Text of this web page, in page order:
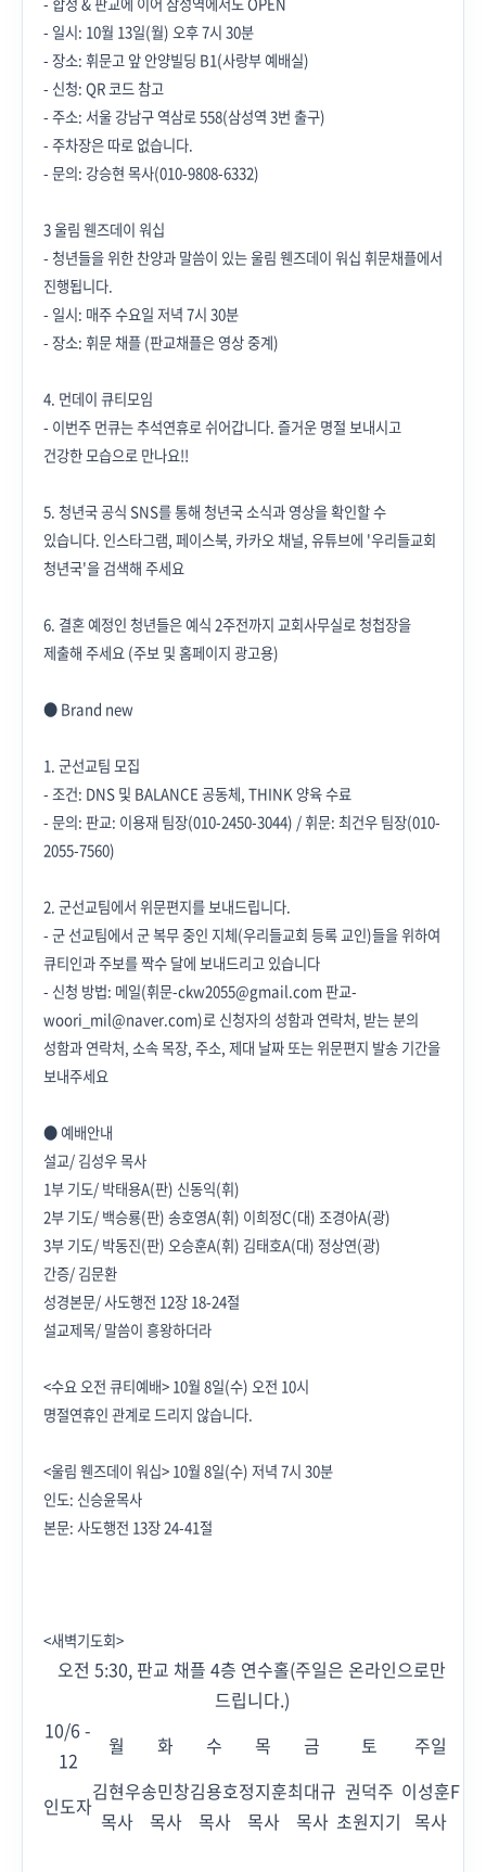
- 일시: 10월 13일(월) 오후 7시 30분
- 장소: 휘문고 앞 안양빌딩 B1(사랑부 예배실)
- 신청: QR 코드 참고
- 주소: 서울 강남구 역삼로 558(삼성역 3번 출구)
- 주차장은 따로 없습니다.
- 문의: 강승현 목사(010-9808-6332)
3 울림 웬즈데이 워십
- 청년들을 위한 찬양과 말씀이 있는 울림 웬즈데이 워십 휘문채플에서
진행됩니다.
- 일시: 매주 수요일 저녁 7시 30분
- 장소: 휘문 채플 (판교채플은 영상 중계)
4. 먼데이 큐티모임
- 이번주 먼큐는 추석연휴로 쉬어갑니다. 즐거운 명절 보내시고
건강한 모습으로 만나요!!
5. 청년국 공식 SNS를 통해 청년국 소식과 영상을 확인할 수
있습니다. 인스타그램, 페이스북, 카카오 채널, 유튜브에 '우리들교회
청년국'을 검색해 주세요
6. 결혼 예정인 청년들은 예식 2주전까지 교회사무실로 청첩장을
제출해 주세요 (주보 및 홈페이지 광고용)
● Brand new
1. 군선교팀 모집
- 조건: DNS 및 BALANCE 공동체, THINK 양육 수료
- 문의: 판교: 이용재 팀장(010-2450-3044) / 휘문: 최건우 팀장(010-
2055-7560)
2. 군선교팀에서 위문편지를 보내드립니다.
- 군 선교팀에서 군 복무 중인 지체(우리들교회 등록 교인)들을 위하여
큐티인과 주보를 짝수 달에 보내드리고 있습니다
- 신청 방법: 메일(휘문-ckw2055@gmail.com 판교-
woori_mil@naver.com)로 신청자의 성함과 연락처, 받는 분의
성함과 연락처, 소속 목장, 주소, 제대 날짜 또는 위문편지 발송 기간을
보내주세요
● 예배안내
설교/ 김성우 목사
1부 기도/ 박태용A(판) 신동익(휘)
2부 기도/ 백승룡(판) 송호영A(휘) 이희정C(대) 조경아A(광)
3부 기도/ 박동진(판) 오승훈A(휘) 김태호A(대) 정상연(광)
간증/ 김문환
성경본문/ 사도행전 12장 18-24절
설교제목/ 말씀이 흥왕하더라
<수요 오전 큐티예배> 10월 8일(수) 오전 10시
명절연휴인 관계로 드리지 않습니다.
<울림 웬즈데이 워십> 10월 8일(수) 저녁 7시 30분
인도: 신승윤목사
본문: 사도행전 13장 24-41절
<새벽기도회>
오전 5:30, 판교 채플 4층 연수홀(주일은 온라인으로만
드립니다.)
10/6 -
12
월 화 수 목 금 토 주일
인도자
김현우
목사
송민창
목사
김용호
목사
정지훈
목사
최대규
목사
권덕주
초원지기
이성훈F
목사